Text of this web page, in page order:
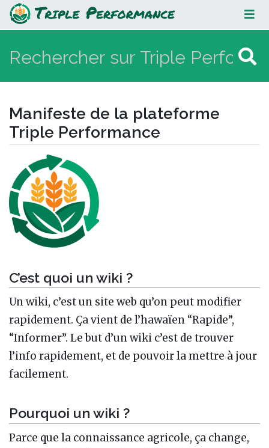
Manifeste de la plateforme Triple
Performance
Manifeste de la plateforme
Triple Performance
Aller à :navigation
C’est quoi un wiki ?
Un wiki, c’est un site web qu’on peut modifier
rapidement. Ça vient de l’hawaïen “Rapide”,
“Informer”. Le but d’un wiki c’est de trouver
l’info rapidement, et de pouvoir la mettre à jour
facilement.
Pourquoi un wiki ?
Parce que la connaissance agricole, ça change,